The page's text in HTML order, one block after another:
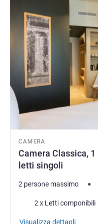
CAMERA
Camera Classica,
letti singoli
2 persone massimo
Biancheria da letto
2 x Letti componibili
Visualizza dettagli